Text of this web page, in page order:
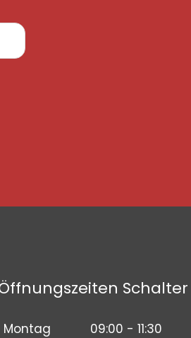
Schalter
Montag
09:00 - 11:30